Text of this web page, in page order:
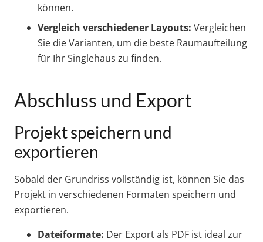
können.
Vergleich verschiedener Layouts: Vergleichen
Sie die Varianten, um die beste Raumaufteilung
für Ihr Singlehaus zu finden.
Abschluss und Export
Projekt speichern und
exportieren
Sobald der Grundriss vollständig ist, können Sie das
Projekt in verschiedenen Formaten speichern und
exportieren.
Dateiformate: Der Export als PDF ist ideal zur